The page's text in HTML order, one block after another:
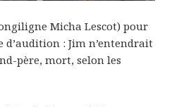
Micha Lescot) pour
: Jim n’entendrait
père, mort, selon les